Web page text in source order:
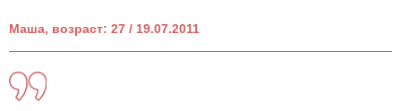
Маша, возраст: 27 / 19.07.2011